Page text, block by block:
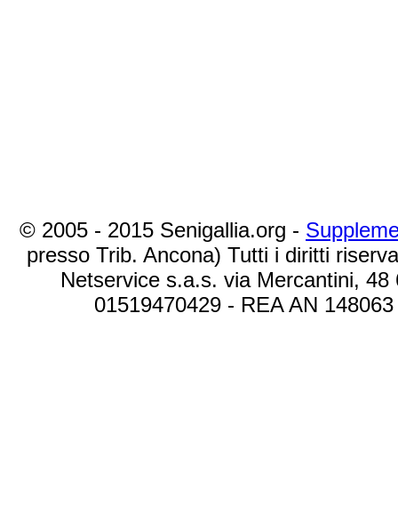
© 2005 - 2015 Senigallia.org -
presso Trib. Ancona) Tutti i diritti
Netservice s.a.s. via Mercantini,
01519470429 - REA AN